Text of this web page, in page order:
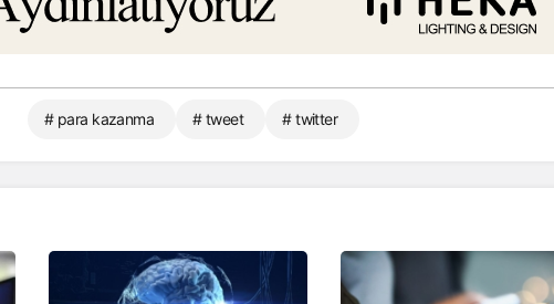
# para kazanma # tweet # twitter